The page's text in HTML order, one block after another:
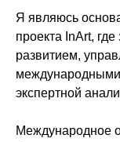
Я являюсь
проекта InArt,
развитием,
экспертной
Международное